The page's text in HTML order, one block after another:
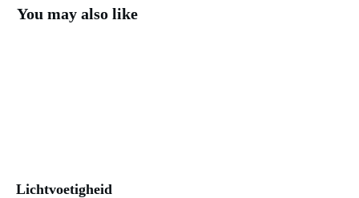
You may also like
Lichtvoetigheid